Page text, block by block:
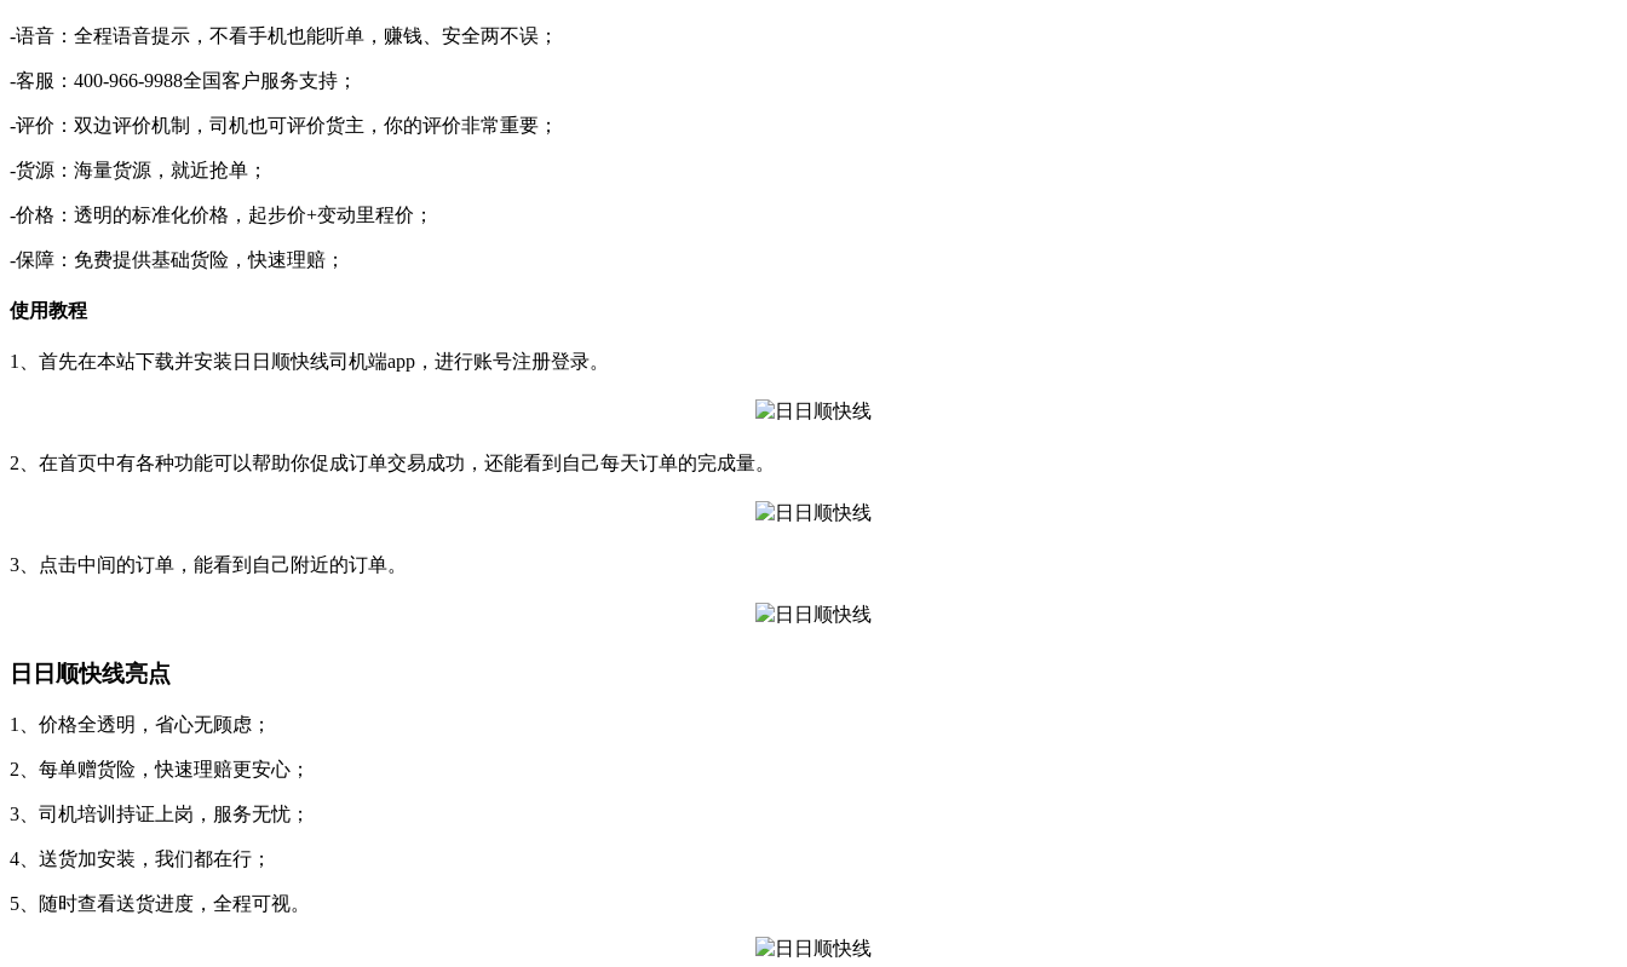
-语音：全程语音提示，不看手机也能听单，赚钱、安全两不误；
-客服：400-966-9988全国客户服务支持；
-评价：双边评价机制，司机也可评价货主，你的评价非常重要；
-货源：海量货源，就近抢单；
-价格：透明的标准化价格，起步价+变动里程价；
-保障：免费提供基础货险，快速理赔；
使用教程
1、首先在本站下载并安装日日顺快线司机端app，进行账号注册登录。
2、在首页中有各种功能可以帮助你促成订单交易成功，还能看到自己每天订单的完成量。
3、点击中间的订单，能看到自己附近的订单。
日日顺快线亮点
1、价格全透明，省心无顾虑；
2、每单赠货险，快速理赔更安心；
3、司机培训持证上岗，服务无忧；
4、送货加安装，我们都在行；
5、随时查看送货进度，全程可视。